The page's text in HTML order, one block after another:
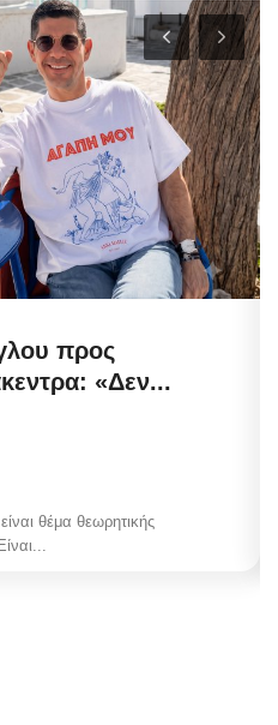
προς
«Δεν...
θέμα θεωρητικής